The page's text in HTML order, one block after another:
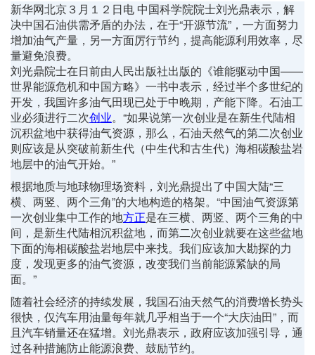
新华网北京３月１２日电 中国科学院院士刘光鼎表示，解
决中国石油供需矛盾的办法，在于“开源节流”，一方面努力
增加油气产量，另一方面厉行节约，提高能源利用效率，尽
量避免浪费。
刘光鼎院士在日前由人民出版社出版的《谁能驱动中国——
世界能源危机和中国方略》一书中表示，经过半个多世纪的
开发，我国许多油气田现已处于中晚期，产能下降。石油工
业必须进行二次创业。“如果说第一次创业是在新生代陆相
沉积盆地中获得油气资源，那么，石油天然气的第二次创业
则应该是从突破前新生代（中生代和古生代）海相碳酸盐岩
地层中的油气开始。”
根据地质与地球物理场资料，刘光鼎提出了中国大陆“三
横、两竖、两个三角”的大地构造的格架。“中国油气资源第
一次创业集中工作的地方正是在三横、两竖、两个三角的中
间，是新生代陆相沉积盆地，而第二次创业就要在这些盆地
下面的海相碳酸盐岩地层中来找。我们应该加大勘探的力
度，发现更多的油气资源，改变我们当前能源紧缺的局
面。”
随着社会经济的持续发展，我国石油天然气的消费增长势头
很快，仅汽车用油量每年就几乎相当于一个“大庆油田”，而
且汽车销量还在猛增。刘光鼎表示，政府应该加强引导，通
过各种措施防止能源浪费、鼓励节约。